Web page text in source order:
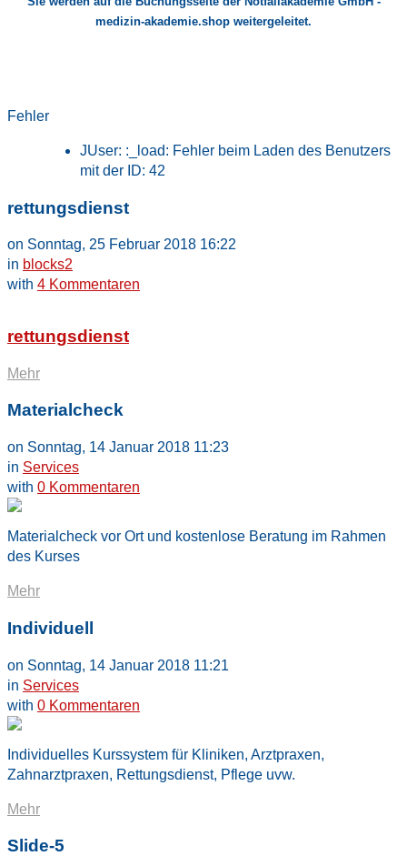
medizin-akademie.shop weitergeleitet.
Fehler
JUser: :_load: Fehler beim Laden des Benutzers
mit der ID: 42
rettungsdienst
on Sonntag, 25 Februar 2018 16:22
in blocks2
with 4 Kommentaren
rettungsdienst
Mehr
Materialcheck
on Sonntag, 14 Januar 2018 11:23
in Services
with 0 Kommentaren
Materialcheck vor Ort und kostenlose Beratung im Rahmen
des Kurses
Mehr
Individuell
on Sonntag, 14 Januar 2018 11:21
in Services
with 0 Kommentaren
Individuelles Kurssystem für Kliniken, Arztpraxen,
Zahnarztpraxen, Rettungsdienst, Pflege uvw.
Mehr
Slide-5